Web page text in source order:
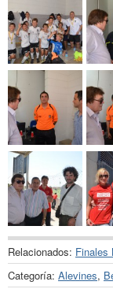
Relacionados: Finales
Categoría: Alevines,